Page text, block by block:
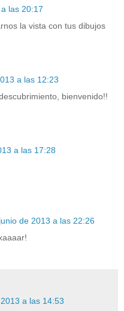
las 20:17
la vista con tus dibujos
a las 12:23
bienvenido!!
a las 17:28
de 2013 a las 22:26
a las 14:53